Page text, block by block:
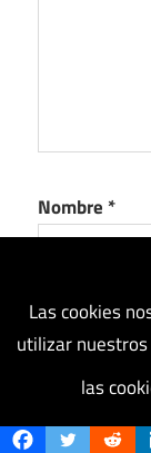
Nombre *
Correo
Web
Las cookies
utilizar
las